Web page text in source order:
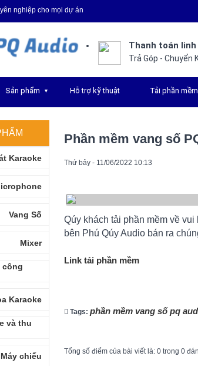
nghiệp cho mọi dự án
Thanh toán
Trả Góp - Chuyển
Sản phẩm ▼ Hỗ trợ kỹ thuật Tải phần mềm
Phần mềm vang số
Thứ bảy - 11/06/2022 10:13
Qúy khách tải phần mềm về
bên Phú Qúy Audio bán ra
Link tải phần mềm
Tags: phần mềm vang số pq
Tổng số điểm của bài viết là: 0 trong 0
Karaoke
Vang Số
Mixer
công
Karaoke
và thu
chiếu